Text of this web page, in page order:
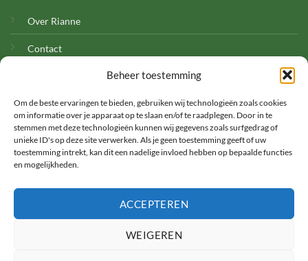
Beheer toestemming
Om de beste ervaringen te bieden, gebruiken wij technologieën zoals cookies
om informatie over je apparaat op te slaan en/of te raadplegen. Door in te
stemmen met deze technologieën kunnen wij gegevens zoals surfgedrag of
unieke ID's op deze site verwerken. Als je geen toestemming geeft of uw
toestemming intrekt, kan dit een nadelige invloed hebben op bepaalde functies
en mogelijkheden.
ACCEPTEREN
WEIGEREN
Over Rianne
Contact
2026 Met Rianne